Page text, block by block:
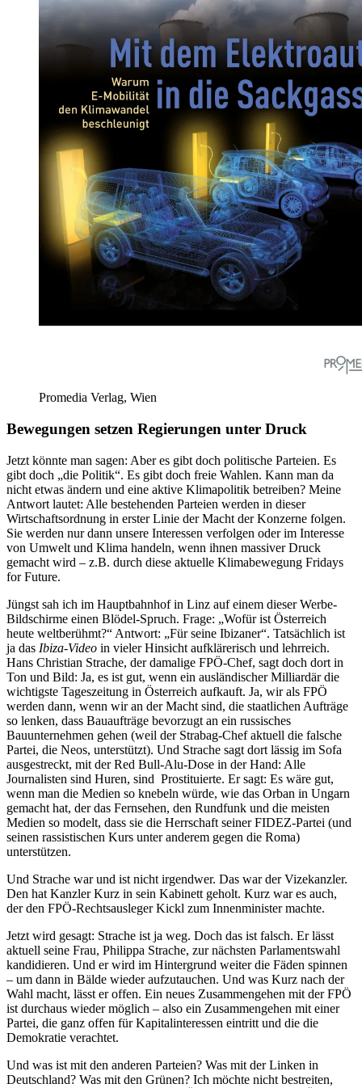
Promedia Verlag, Wien
Bewegungen setzen Regierungen unter Druck
Jetzt könnte man sagen: Aber es gibt doch politische Parteien. Es
gibt doch „die Politik“. Es gibt doch freie Wahlen. Kann man da
nicht etwas ändern und eine aktive Klimapolitik betreiben? Meine
Antwort lautet: Alle bestehenden Parteien werden in dieser
Wirtschaftsordnung in erster Linie der Macht der Konzerne folgen.
Sie werden nur dann unsere Interessen verfolgen oder im Interesse
von Umwelt und Klima handeln, wenn ihnen massiver Druck
gemacht wird – z.B. durch diese aktuelle Klimabewegung Fridays
for Future.
Jüngst sah ich im Hauptbahnhof in Linz auf einem dieser Werbe-
Bildschirme einen Blödel-Spruch. Frage: „Wofür ist Österreich
heute weltberühmt?“ Antwort: „Für seine Ibizaner“. Tatsächlich ist
ja das Ibiza-Video in vieler Hinsicht aufklärerisch und lehrreich.
Hans Christian Strache, der damalige FPÖ-Chef, sagt doch dort in
Ton und Bild: Ja, es ist gut, wenn ein ausländischer Milliardär die
wichtigste Tageszeitung in Österreich aufkauft. Ja, wir als FPÖ
werden dann, wenn wir an der Macht sind, die staatlichen Aufträge
so lenken, dass Bauaufträge bevorzugt an ein russisches
Bauunternehmen gehen (weil der Strabag-Chef aktuell die falsche
Partei, die Neos, unterstützt). Und Strache sagt dort lässig im Sofa
ausgestreckt, mit der Red Bull-Alu-Dose in der Hand: Alle
Journalisten sind Huren, sind Prostituierte. Er sagt: Es wäre gut,
wenn man die Medien so knebeln würde, wie das Orban in Ungarn
gemacht hat, der das Fernsehen, den Rundfunk und die meisten
Medien so modelt, dass sie die Herrschaft seiner FIDEZ-Partei (und
seinen rassistischen Kurs unter anderem gegen die Roma)
unterstützen.
Und Strache war und ist nicht irgendwer. Das war der Vizekanzler.
Den hat Kanzler Kurz in sein Kabinett geholt. Kurz war es auch,
der den FPÖ-Rechtsausleger Kickl zum Innenminister machte.
Jetzt wird gesagt: Strache ist ja weg. Doch das ist falsch. Er lässt
aktuell seine Frau, Philippa Strache, zur nächsten Parlamentswahl
kandidieren. Und er wird im Hintergrund weiter die Fäden spinnen
– um dann in Bälde wieder aufzutauchen. Und was Kurz nach der
Wahl macht, lässt er offen. Ein neues Zusammengehen mit der FPÖ
ist durchaus wieder möglich – also ein Zusammengehen mit einer
Partei, die ganz offen für Kapitalinteressen eintritt und die die
Demokratie verachtet.
Und was ist mit den anderen Parteien? Was mit der Linken in
Deutschland? Was mit den Grünen? Ich möchte nicht bestreiten,